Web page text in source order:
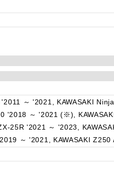
～ '2021, KAWASAKI
'2018 ～ '2021 (※),
25R '2021 ～ '2023,
～ '2021, KAWASAKI